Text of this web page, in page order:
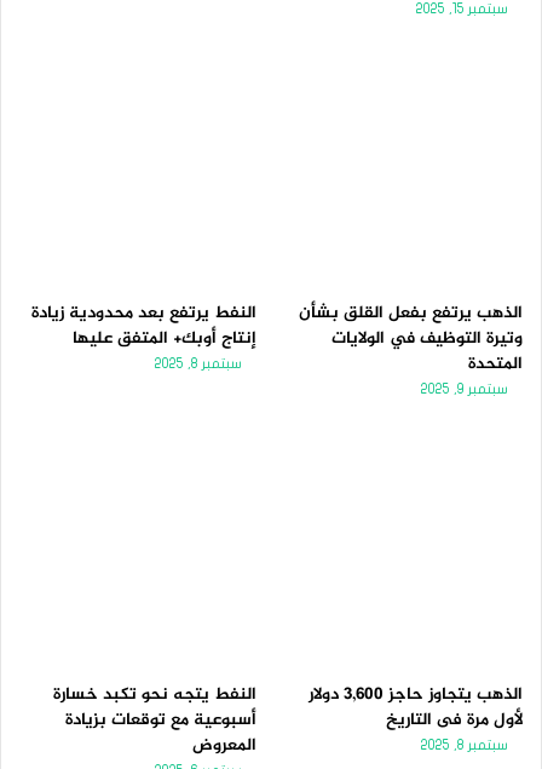
سبتمبر 15, 2025
الذهب يرتفع بفعل القلق بشأن
وتيرة التوظيف في الولايات
المتحدة
سبتمبر 9, 2025
النفط يرتفع بعد محدودية زيادة
إنتاج أوبك+ المتفق عليها
سبتمبر 8, 2025
الذهب يتجاوز حاجز 3,600 دولار
لأول مرة فى التاريخ
سبتمبر 8, 2025
النفط يتجه نحو تكبد خسارة
أسبوعية مع توقعات بزيادة
المعروض